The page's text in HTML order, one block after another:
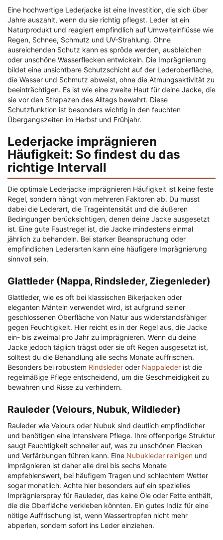
Eine hochwertige Lederjacke ist eine Investition, die sich über
Jahre auszahlt, wenn du sie richtig pflegst. Leder ist ein
Naturprodukt und reagiert empfindlich auf Umwelteinflüsse wie
Regen, Schnee, Schmutz und UV-Strahlung. Ohne
ausreichenden Schutz kann es spröde werden, ausbleichen
oder unschöne Wasserflecken entwickeln. Die Imprägnierung
bildet eine unsichtbare Schutzschicht auf der Lederoberfläche,
die Wasser und Schmutz abweist, ohne die Atmungsaktivität zu
beeinträchtigen. Es ist wie eine zweite Haut für deine Jacke, die
sie vor den Strapazen des Alltags bewahrt. Diese
Schutzfunktion ist besonders wichtig in den feuchten
Übergangszeiten im Herbst und Frühjahr.
Lederjacke imprägnieren
Häufigkeit: So findest du das
richtige Intervall
Die optimale Lederjacke imprägnieren Häufigkeit ist keine feste
Regel, sondern hängt von mehreren Faktoren ab. Du musst
dabei die Lederart, die Trageintensität und die äußeren
Bedingungen berücksichtigen, denen deine Jacke ausgesetzt
ist. Eine gute Faustregel ist, die Jacke mindestens einmal
jährlich zu behandeln. Bei starker Beanspruchung oder
empfindlichen Lederarten kann eine häufigere Imprägnierung
sinnvoll sein.
Glattleder (Nappa, Rindsleder, Ziegenleder)
Glattleder, wie es oft bei klassischen Bikerjacken oder
eleganten Mänteln verwendet wird, ist aufgrund seiner
geschlossenen Oberfläche von Natur aus widerstandsfähiger
gegen Feuchtigkeit. Hier reicht es in der Regel aus, die Jacke
ein- bis zweimal pro Jahr zu imprägnieren. Wenn du deine
Jacke jedoch täglich trägst oder sie oft Regen ausgesetzt ist,
solltest du die Behandlung alle sechs Monate auffrischen.
Besonders bei robustem Rindsleder oder Nappaleder ist die
regelmäßige Pflege entscheidend, um die Geschmeidigkeit zu
bewahren und Risse zu verhindern.
Rauleder (Velours, Nubuk, Wildleder)
Rauleder wie Velours oder Nubuk sind deutlich empfindlicher
und benötigen eine intensivere Pflege. Ihre offenporige Struktur
saugt Feuchtigkeit schneller auf, was zu unschönen Flecken
und Verfärbungen führen kann. Eine Nubukleder reinigen und
imprägnieren ist daher alle drei bis sechs Monate
empfehlenswert, bei häufigem Tragen und schlechtem Wetter
sogar monatlich. Achte hier besonders auf ein spezielles
Imprägnierspray für Rauleder, das keine Öle oder Fette enthält,
die die Oberfläche verkleben könnten. Ein gutes Indiz für eine
nötige Auffrischung ist, wenn Wassertropfen nicht mehr
abperlen, sondern sofort ins Leder einziehen.